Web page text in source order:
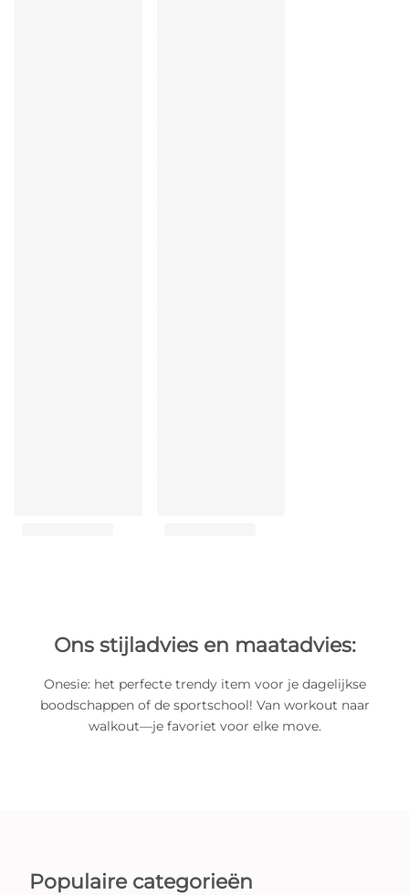
Ons stijladvies en maatadvies:
Onesie: het perfecte trendy item voor je dagelijkse
boodschappen of de sportschool! Van workout naar
walkout—je favoriet voor elke move.
Populaire categorieën